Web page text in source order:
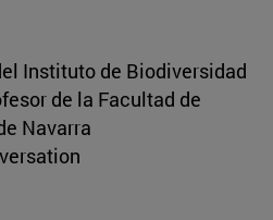
Instituto de Biodiversidad
de la Facultad de
Navarra